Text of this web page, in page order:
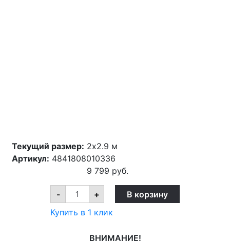
Текущий размер: 2x2.9 м
Артикул: 4841808010336
9 799 руб.
-
Ковер
Shaggy
Viva
30
+
В корзину
Купить в 1 клик
ВНИМАНИЕ!